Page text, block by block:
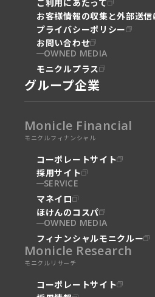
お客様情報の収集と外部送信
プライバシーポリシー
お問い合わせ
OWNED MEDIA
モニクルプラス
グループ企業
Monicle Financial
モニクルフィナンシャル
コーポレートサイト
採用サイト
SERVICE
マネイロ
ほけんのコスパ
OWNED MEDIA
フィナンシャルモニクルー
Monicle Research
モニクルリサーチ
コーポレートサイト